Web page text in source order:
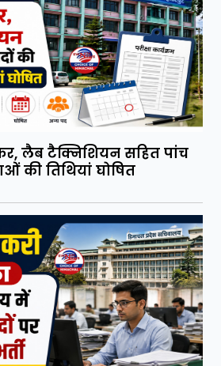
लैब टैक्निशियन सहित पांच
की तिथियां घोषित